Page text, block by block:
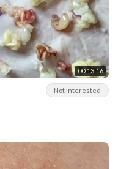
00:13:16
Not interested